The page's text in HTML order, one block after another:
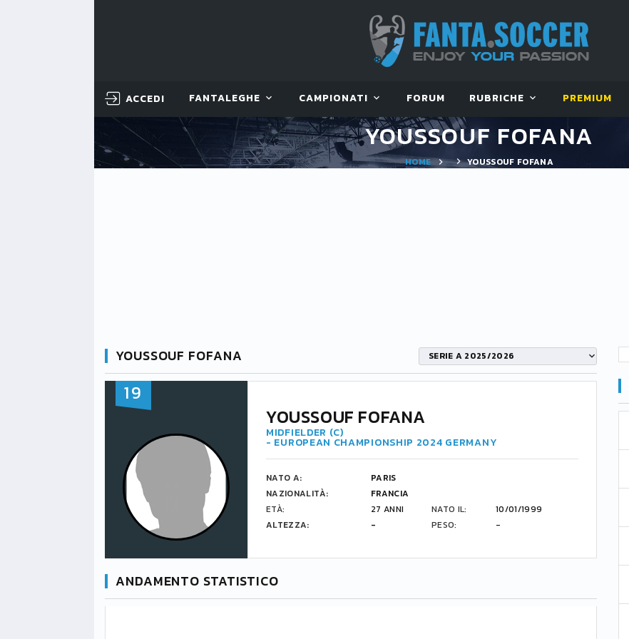
ACCEDI FANTALEGHE CAMPIONATI FORUM RUBRICHE PREMIUM
YOUSSOUF FOFANA
HOME YOUSSOUF FOFANA
YOUSSOUF FOFANA SERIE A 2025/2026
19
YOUSSOUF FOFANA
MIDFIELDER (C)
- EUROPEAN CHAMPIONSHIP 2024 GERMANY
NATO A:
PARIS
NAZIONALITÀ:
FRANCIA
ETÀ:
27 ANNI NATO IL:
10/01/1999
ALTEZZA:
- PESO: -
ANDAMENTO STATISTICO